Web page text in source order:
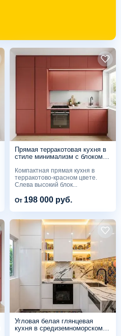
Прямая терракотовая кухня в
стиле минимализм с блоком
Компактная прямая кухня в
терракотово-красном цвете.
Слева высокий блок...
От 198 000 руб.
Угловая белая глянцевая
кухня в средиземноморском